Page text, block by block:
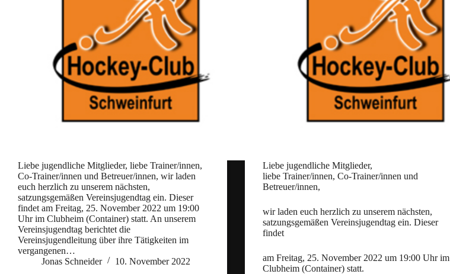
Liebe jugendliche Mitglieder, liebe Trainer/innen,
Co-Trainer/innen und Betreuer/innen, wir laden
euch herzlich zu unserem nächsten,
satzungsgemäßen Vereinsjugendtag ein. Dieser
findet am Freitag, 25. November 2022 um 19:00
Uhr im Clubheim (Container) statt. An unserem
Vereinsjugendtag berichtet die
Vereinsjugendleitung über ihre Tätigkeiten im
vergangenen…
Jonas Schneider
10. November 2022
Liebe jugendliche Mitglieder,
liebe Trainer/innen, Co-Trainer/innen und
Betreuer/innen,
wir laden euch herzlich zu unserem nächsten,
satzungsgemäßen Vereinsjugendtag ein. Dieser
findet
am Freitag, 25. November 2022 um 19:00 Uhr im
Clubheim (Container) statt.